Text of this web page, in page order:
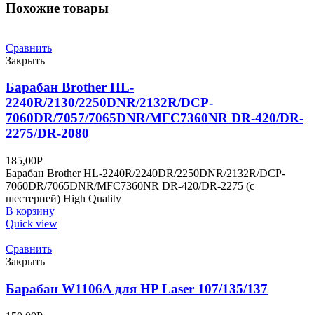
L2300DR/DCP-
Lever
Похожие товары
Сравнить
Закрыть
Барабан Brother HL-
2240R/2130/2250DNR/2132R/DCP-
7060DR/7057/7065DNR/MFC7360NR DR-420/DR-
2275/DR-2080
185,00Р
Барабан Brother HL-2240R/2240DR/2250DNR/2132R/DCP-
7060DR/7065DNR/MFC7360NR DR-420/DR-2275 (с
шестерней) High Quality
В корзину
Quick view
Сравнить
Закрыть
Барабан W1106A для HP Laser 107/135/137